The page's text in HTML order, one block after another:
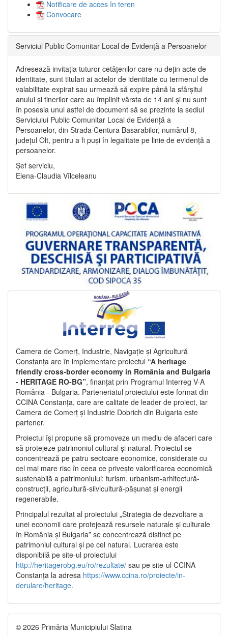
Notificare de acces în teren
Convocare
Serviciul Public Comunitar Local de Evidență a Persoanelor
Adresează invitația tuturor cetățenilor care nu dețin acte de
identitate, sunt titulari ai actelor de identitate cu termenul de
valabilitate expirat sau urmează să expire până la sfârșitul
anului și tinerilor care au împlinit vârsta de 14 ani și nu sunt
în posesia unui astfel de document să se prezinte la sediul
Serviciului Public Comunitar Local de Evidență a
Persoanelor, din Strada Centura Basarabilor, numărul 8,
județul Olt, pentru a fi puși în legalitate pe linie de evidență a
persoanelor.
Șef serviciu,
Elena-Claudia Vîlceleanu
Camera de Comerț, Industrie, Navigație și Agricultură
Constanța are în implementare proiectul “A heritage
friendly cross-border economy in România and Bulgaria
- HERITAGE RO-BG”, finanțat prin Programul Interreg V-A
România - Bulgaria. Parteneriatul proiectului este format din
CCINA Constanța, care are calitate de leader de proiect, iar
Camera de Comerț și Industrie Dobrich din Bulgaria este
partener.
Proiectul își propune să promoveze un mediu de afaceri care
să protejeze patrimoniul cultural și natural. Proiectul se
concentrează pe patru sectoare economice, considerate cu
cel mai mare risc în ceea ce privește valorificarea economică
sustenabilă a patrimoniului: turism, urbanism-arhitectură-
construcții, agricultură-silvicultură-pășunat și energii
regenerabile.
Principalul rezultat al proiectului „Strategia de dezvoltare a
unei economii care protejează resursele naturale și culturale
în România și Bulgaria” se concentrează distinct pe
patrimoniul cultural și pe cel natural. Lucrarea este
disponibilă pe site-ul proiectului
http://heritagerobg.eu/ro/rezultate/ sau pe site-ul CCINA
Constanța la adresa https://www.ccina.ro/proiecte/in-
derulare/heritage.
© 2026 Primăria Municipiului Slatina